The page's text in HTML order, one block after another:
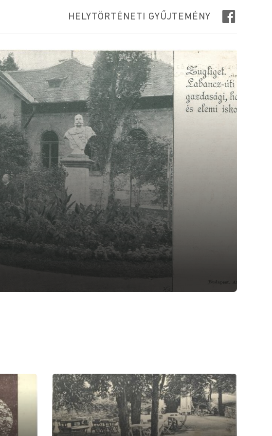
HELYTÖRTÉNETI GYŰJTEMÉNY